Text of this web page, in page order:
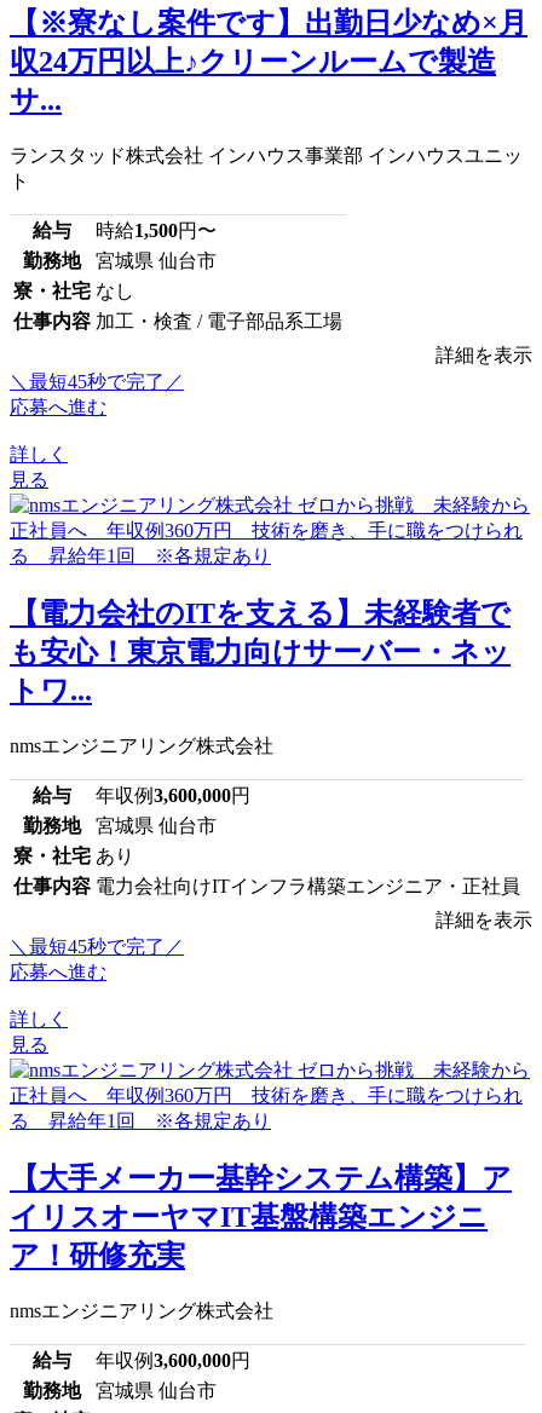
【※寮なし案件です】出勤日少なめ×月
収24万円以上♪クリーンルームで製造
サ...
ランスタッド株式会社 インハウス事業部 インハウスユニッ
ト
給与 時給1,500円〜
勤務地
宮城県 仙台市
寮・社宅 なし
仕事内容 加工・検査 / 電子部品系工場
詳細を表示
＼最短45秒で完了／
応募へ進む
詳しく
見る
【電力会社のITを支える】未経験者で
も安心！東京電力向けサーバー・ネッ
トワ...
nmsエンジニアリング株式会社
給与 年収例3,600,000円
勤務地
宮城県 仙台市
寮・社宅 あり
仕事内容 電力会社向けITインフラ構築エンジニア・正社員
詳細を表示
＼最短45秒で完了／
応募へ進む
詳しく
見る
【大手メーカー基幹システム構築】ア
イリスオーヤマIT基盤構築エンジニ
ア！研修充実
nmsエンジニアリング株式会社
給与 年収例3,600,000円
勤務地
宮城県 仙台市